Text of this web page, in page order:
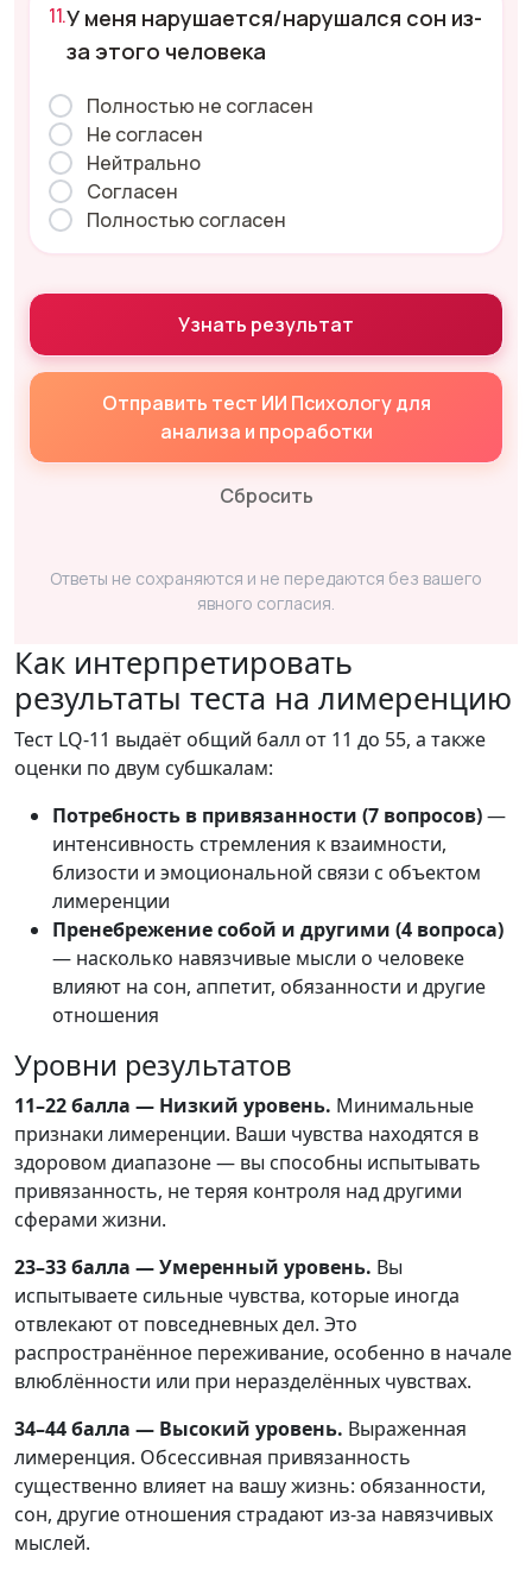
У меня нарушается/нарушался сон из-
за этого человека
Полностью не согласен
Не согласен
Нейтрально
Согласен
Полностью согласен
Узнать результат
Отправить тест ИИ Психологу для
анализа и проработки
Сбросить
Ответы не сохраняются и не передаются без вашего
явного согласия.
Как интерпретировать
результаты теста на лимеренцию
Тест LQ-11 выдаёт общий балл от 11 до 55, а также
оценки по двум субшкалам:
Потребность в привязанности (7 вопросов)—
интенсивность стремления к взаимности,
близости и эмоциональной связи с объектом
лимеренции
Пренебрежение собой и другими (4 вопроса)
— насколько навязчивые мысли о человеке
влияют на сон, аппетит, обязанности и другие
отношения
Уровни результатов
11–22 балла — Низкий уровень. Минимальные
признаки лимеренции. Ваши чувства находятся в
здоровом диапазоне — вы способны испытывать
привязанность, не теряя контроля над другими
сферами жизни.
23–33 балла — Умеренный уровень. Вы
испытываете сильные чувства, которые иногда
отвлекают от повседневных дел. Это
распространённое переживание, особенно в начале
влюблённости или при неразделённых чувствах.
34–44 балла — Высокий уровень. Выраженная
лимеренция. Обсессивная привязанность
существенно влияет на вашу жизнь: обязанности,
сон, другие отношения страдают из-за навязчивых
мыслей.